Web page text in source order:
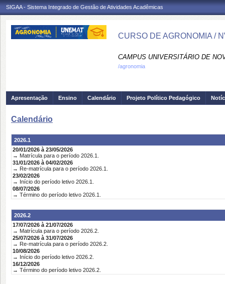
SIGAA - Sistema Integrado de Gestão de Atividades Acadêmicas
CURSO DE AGRONOMIA /
CAMPUS UNIVERSITÁRIO DE
/agronomia
Apresentação Ensino Calendário Projeto Político Pedagógico
Calendário
2026.1
20/01/2026 à 23/05/2026
→ Matrícula para o período 2026.1.
31/01/2026 à 04/02/2026
→ Re-matrícula para o período 2026.1.
23/02/2026
→ Início do período letivo 2026.1.
08/07/2026
→ Término do período letivo 2026.1.
2026.2
17/07/2026 à 21/07/2026
→ Matrícula para o período 2026.2.
25/07/2026 à 31/07/2026
→ Re-matrícula para o período 2026.2.
10/08/2026
→ Início do período letivo 2026.2.
16/12/2026
→ Término do período letivo 2026.2.